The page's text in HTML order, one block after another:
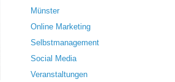
Münster
Online Marketing
Selbstmanagement
Social Media
Veranstaltungen